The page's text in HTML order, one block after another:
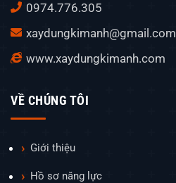
0974.776.305
xaydungkimanh@gmail.com
www.xaydungkimanh.com
VỀ CHÚNG TÔI
Giới thiệu
Hồ sơ năng lực